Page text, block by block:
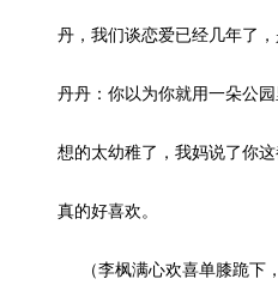
丹，我们谈恋爱已经几年了
丹丹：你以为你就用一朵公
想的太幼稚了，我妈说了你
真的好喜欢。
（李枫满心欢喜单膝跪下